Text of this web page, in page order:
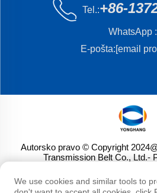
Tel.:+86-
WhatsApp :
E-pošta:[email
Autorsko pravo © Copyright
Transmission Belt Co., Ltd.-
We use cookies and similar tools to